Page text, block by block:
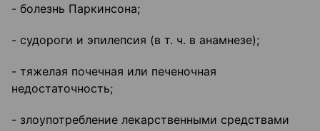
- болезнь Паркинсона;
- судороги и эпилепсия (в т. ч. в анамнезе);
- тяжелая почечная или печеночная
недостаточность;
- злоупотребление лекарственными средствами